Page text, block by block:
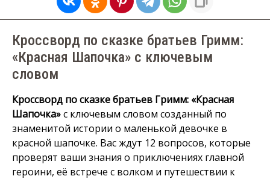
Кроссворд по сказке братьев Гримм:
«Красная Шапочка» с ключевым
словом
Кроссворд по сказке братьев Гримм: «Красная
Шапочка»с ключевым словом созданный по
знаменитой истории о маленькой девочке в
красной шапочке. Вас ждут 12 вопросов, которые
проверят ваши знания о приключениях главной
героини, её встрече с волком и путешествии к